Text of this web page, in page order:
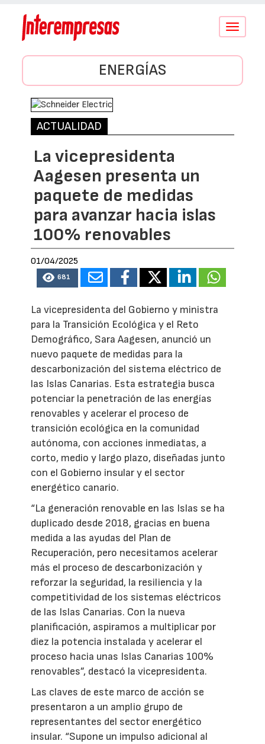
Conmutar
ENERGÍAS
ACTUALIDAD
La vicepresidenta
Aagesen presenta un
paquete de medidas
para avanzar hacia islas
100% renovables
01/04/2025
681
La vicepresidenta del Gobierno y ministra
para la Transición Ecológica y el Reto
Demográfico, Sara Aagesen, anunció un
nuevo paquete de medidas para la
descarbonización del sistema eléctrico de
las Islas Canarias. Esta estrategia busca
potenciar la penetración de las energías
renovables y acelerar el proceso de
transición ecológica en la comunidad
autónoma, con acciones inmediatas, a
corto, medio y largo plazo, diseñadas junto
con el Gobierno insular y el sector
energético canario.
“La generación renovable en las Islas se ha
duplicado desde 2018, gracias en buena
medida a las ayudas del Plan de
Recuperación, pero necesitamos acelerar
más el proceso de descarbonización y
reforzar la seguridad, la resiliencia y la
competitividad de los sistemas eléctricos
de las Islas Canarias. Con la nueva
planificación, aspiramos a multiplicar por
diez la potencia instalada y acelerar el
proceso hacia unas Islas Canarias 100%
renovables”, destacó la vicepresidenta.
Las claves de este marco de acción se
presentaron a un amplio grupo de
representantes del sector energético
insular. “Supone un impulso adicional al